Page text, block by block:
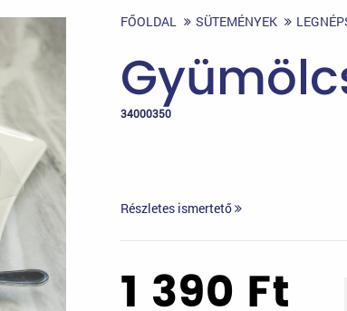
FŐOLDAL SÜTEMÉNYEK
34000350
Részletes ismertető
1 390 Ft